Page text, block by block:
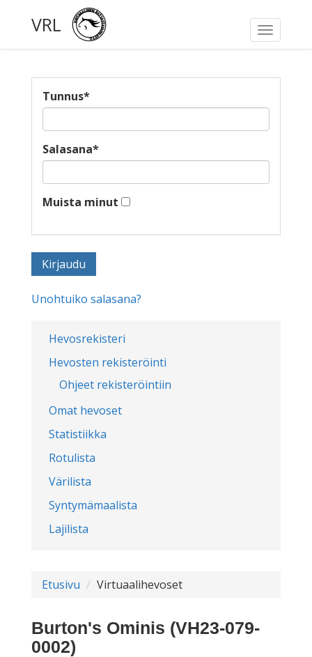
Toggle
VRL
Hevosrekisteri
Hevosten rekisteröinti
Ohjeet rekisteröintiin
Omat hevoset
Statistiikka
Rotulista
Värilista
Syntymämaalista
Lajilista
Tunnus*
Salasana*
Muista minut
Unohtuiko salasana?
Etusivu Virtuaalihevoset
Burton's Ominis (VH23-079-
0002)